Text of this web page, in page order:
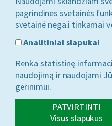
pagrindines svetainės
svetainė negali tinkamai
Analitiniai slapukai
Renka statistinę
naudojimą ir naudojami
gerinimui.
PATVIRTINTI
Visus slapukus